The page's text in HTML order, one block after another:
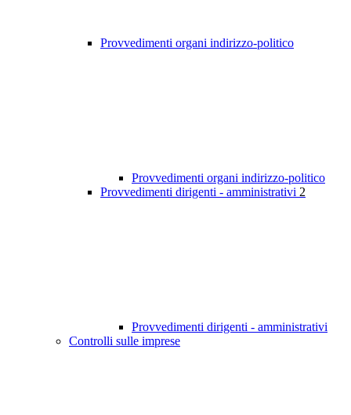
Provvedimenti organi indirizzo-politico
Provvedimenti organi indirizzo-politico
Provvedimenti dirigenti - amministrativi 2
Provvedimenti dirigenti - amministrativi
Controlli sulle imprese